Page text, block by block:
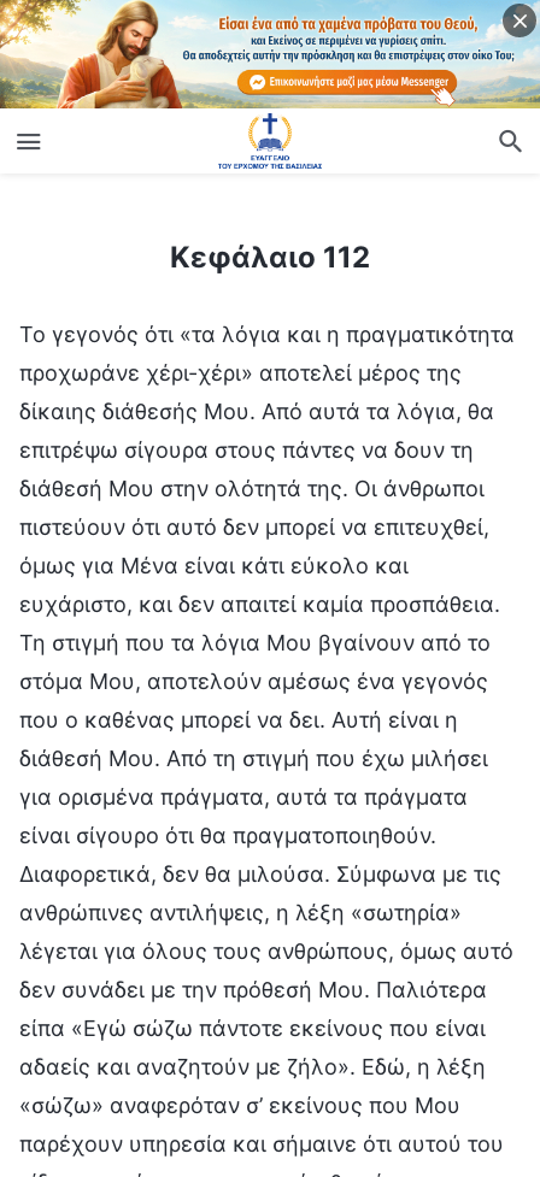
Κεφάλαιο 112
Το γεγονός ότι «τα λόγια και η πραγματικότητα
προχωράνε χέρι-χέρι» αποτελεί μέρος της
δίκαιης διάθεσής Μου. Από αυτά τα λόγια, θα
επιτρέψω σίγουρα στους πάντες να δουν τη
διάθεσή Μου στην ολότητά της. Οι άνθρωποι
πιστεύουν ότι αυτό δεν μπορεί να επιτευχθεί,
όμως για Μένα είναι κάτι εύκολο και
ευχάριστο, και δεν απαιτεί καμία προσπάθεια.
Τη στιγμή που τα λόγια Μου βγαίνουν από το
στόμα Μου, αποτελούν αμέσως ένα γεγονός
που ο καθένας μπορεί να δει. Αυτή είναι η
διάθεσή Μου. Από τη στιγμή που έχω μιλήσει
για ορισμένα πράγματα, αυτά τα πράγματα
είναι σίγουρο ότι θα πραγματοποιηθούν.
Διαφορετικά, δεν θα μιλούσα. Σύμφωνα με τις
ανθρώπινες αντιλήψεις, η λέξη «σωτηρία»
λέγεται για όλους τους ανθρώπους, όμως αυτό
δεν συνάδει με την πρόθεσή Μου. Παλιότερα
είπα «Εγώ σώζω πάντοτε εκείνους που είναι
αδαείς και αναζητούν με ζήλο». Εδώ, η λέξη
«σώζω» αναφερόταν σ’ εκείνους που Μου
παρέχουν υπηρεσία και σήμαινε ότι αυτού του